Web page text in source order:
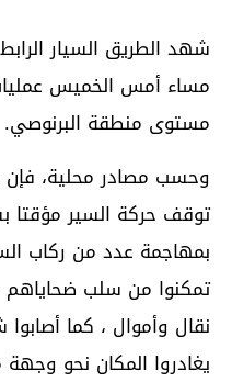
شهد الطريق السيار الرابط
مساء أمس الخميس
مستوى منطقة البرنوصي.
وحسب مصادر محلية، فإن
توقف حركة السير مؤقتا
بمهاجمة عدد من ركاب
تمكنوا من سلب
نقال وأموال ، كما
يغادروا المكان نحو